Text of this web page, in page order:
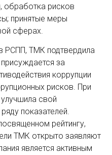
обработка рисков
принятые меры
сферах.
РСПП, ТМК подтвердила
за
коррупции
рисков. При
свой
показателей.
рейтингу,
ТМК открыто заявляют
является активным